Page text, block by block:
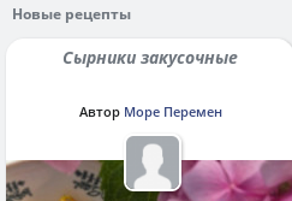
Новые рецепты
Сырники закусочные
Автор Море Перемен